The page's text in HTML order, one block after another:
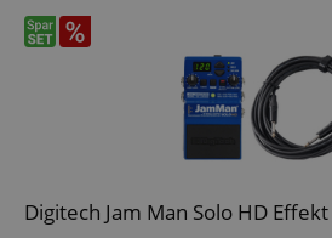
Digitech Jam Man Solo HD